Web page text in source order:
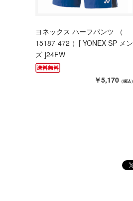
ヨネックス ハーフパンツ （
15187-472 ）[ YONEX SP メン
ズ ]24FW
￥5,170 （税込）